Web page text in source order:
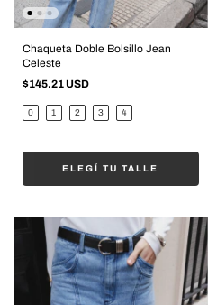
Chaqueta Doble Bolsillo Jean
Celeste
$145.21 USD
0 1 2 3 4
ELEGÍ TU TALLE